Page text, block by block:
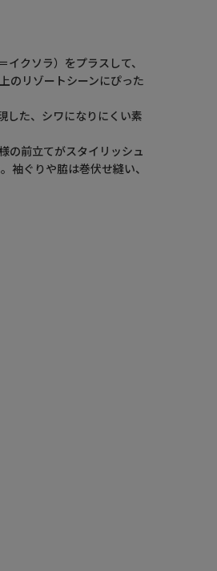
クソラ）をプラスして、
のリゾートシーンにぴった
した、シワになりにくい素
の前立てがスタイリッシュ
袖ぐりや脇は巻伏せ縫い、